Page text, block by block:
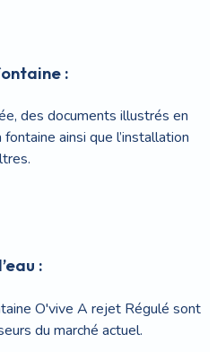
:
des documents illustrés en
ainsi que l’installation
:
O'vive A rejet Régulé sont
du marché actuel.